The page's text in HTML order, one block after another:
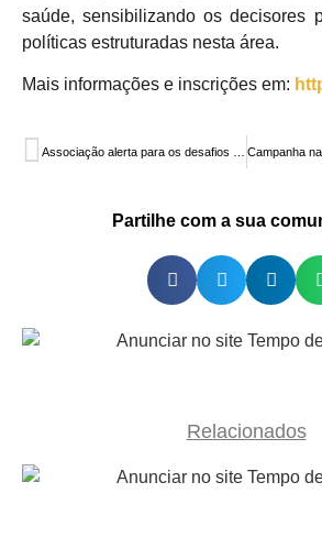
saúde, sensibilizando os decisores
políticas estruturadas nesta área.
Mais informações e inscrições em:
Partilhe com a sua
Relacionados